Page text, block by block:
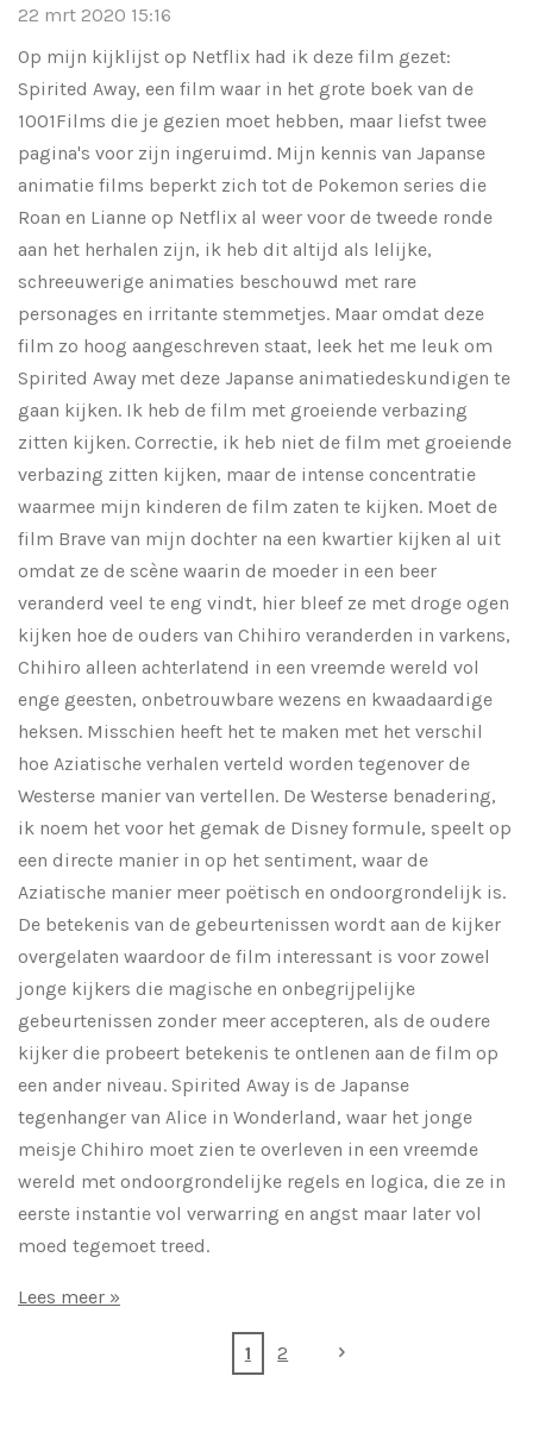
22 mrt 2020 15:16
Op mijn kijklijst op Netflix had ik deze film gezet:
Spirited Away, een film waar in het grote boek van de
1001Films die je gezien moet hebben, maar liefst twee
pagina's voor zijn ingeruimd. Mijn kennis van Japanse
animatie films beperkt zich tot de Pokemon series die
Roan en Lianne op Netflix al weer voor de tweede ronde
aan het herhalen zijn, ik heb dit altijd als lelijke,
schreeuwerige animaties beschouwd met rare
personages en irritante stemmetjes. Maar omdat deze
film zo hoog aangeschreven staat, leek het me leuk om
Spirited Away met deze Japanse animatiedeskundigen te
gaan kijken. Ik heb de film met groeiende verbazing
zitten kijken. Correctie, ik heb niet de film met groeiende
verbazing zitten kijken, maar de intense concentratie
waarmee mijn kinderen de film zaten te kijken. Moet de
film Brave van mijn dochter na een kwartier kijken al uit
omdat ze de scène waarin de moeder in een beer
veranderd veel te eng vindt, hier bleef ze met droge ogen
kijken hoe de ouders van Chihiro veranderden in varkens,
Chihiro alleen achterlatend in een vreemde wereld vol
enge geesten, onbetrouwbare wezens en kwaadaardige
heksen. Misschien heeft het te maken met het verschil
hoe Aziatische verhalen verteld worden tegenover de
Westerse manier van vertellen. De Westerse benadering,
ik noem het voor het gemak de Disney formule, speelt op
een directe manier in op het sentiment, waar de
Aziatische manier meer poëtisch en ondoorgrondelijk is.
De betekenis van de gebeurtenissen wordt aan de kijker
overgelaten waardoor de film interessant is voor zowel
jonge kijkers die magische en onbegrijpelijke
gebeurtenissen zonder meer accepteren, als de oudere
kijker die probeert betekenis te ontlenen aan de film op
een ander niveau. Spirited Away is de Japanse
tegenhanger van Alice in Wonderland, waar het jonge
meisje Chihiro moet zien te overleven in een vreemde
wereld met ondoorgrondelijke regels en logica, die ze in
eerste instantie vol verwarring en angst maar later vol
moed tegemoet treed.
Lees meer »
1 2